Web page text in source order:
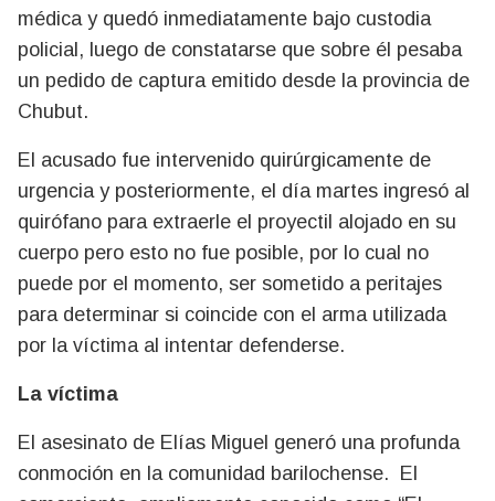
médica y quedó inmediatamente bajo custodia
policial, luego de constatarse que sobre él pesaba
un pedido de captura emitido desde la provincia de
Chubut.
El acusado fue intervenido quirúrgicamente de
urgencia y posteriormente, el día martes ingresó al
quirófano para extraerle el proyectil alojado en su
cuerpo pero esto no fue posible, por lo cual no
puede por el momento, ser sometido a peritajes
para determinar si coincide con el arma utilizada
por la víctima al intentar defenderse.
La víctima
El asesinato de Elías Miguel generó una profunda
conmoción en la comunidad barilochense. El